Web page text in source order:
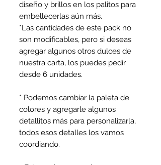
diseño y brillos en los palitos para
embellecerlas aún más.
*Las cantidades de este pack no
son modificables, pero si deseas
agregar algunos otros dulces de
nuestra carta, los puedes pedir
desde 6 unidades.
* Podemos cambiar la paleta de
colores y agregarle algunos
detallitos más para personalizarla,
todos esos detalles los vamos
coordiando.